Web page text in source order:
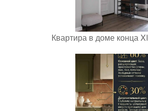
Квартира в доме конца